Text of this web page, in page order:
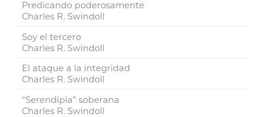
Predicando poderosamente
Charles R. Swindoll
Soy el tercero
Charles R. Swindoll
El ataque a la integridad
Charles R. Swindoll
“Serendipia” soberana
Charles R. Swindoll